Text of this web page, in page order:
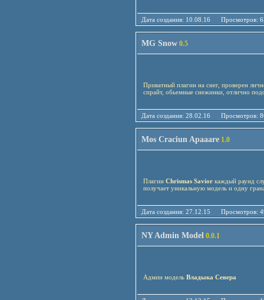
Дата создания: 10.08.16
MG Snow 0.5
Приватный плагин на снег, проверен
спрайт, обьемные снежинки, отлично
Дата создания: 28.02.16
Mos Craciun Apaaare 1.0
Плагин Chrismas Savior каждый раунд
получает уникальную модель и одну
Дата создания: 27.12.15
NY Admin Model 0.0.1
Админ модель Владыка Севера